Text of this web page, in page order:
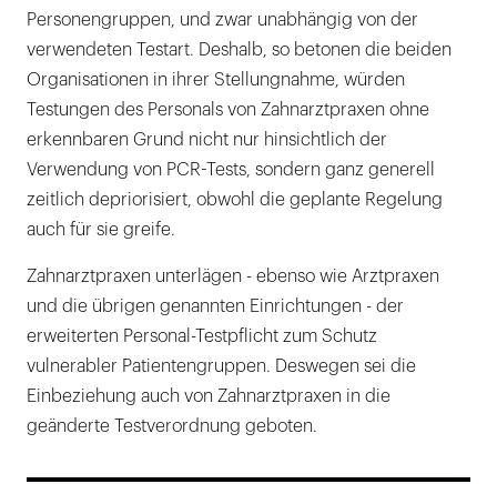
Personengruppen, und zwar unabhängig von der
verwendeten Testart. Deshalb, so betonen die beiden
Organisationen in ihrer Stellungnahme, würden
Testungen des Personals von Zahnarztpraxen ohne
erkennbaren Grund nicht nur hinsichtlich der
Verwendung von PCR-Tests, sondern ganz generell
zeitlich depriorisiert, obwohl die geplante Regelung
auch für sie greife.
Zahnarztpraxen unterlägen - ebenso wie Arztpraxen
und die übrigen genannten Einrichtungen - der
erweiterten Personal-Testpflicht zum Schutz
vulnerabler Patientengruppen. Deswegen sei die
Einbeziehung auch von Zahnarztpraxen in die
geänderte Testverordnung geboten.